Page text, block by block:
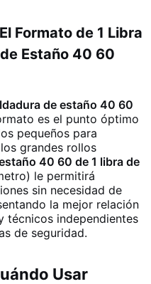
Formato de 1 Libra
Estaño 40 60
de estaño 40 60
es el punto óptimo
pequeños para
grandes rollos
40 60 de 1 libra de
le permitirá
sin necesidad de
la mejor relación
técnicos independientes
de seguridad.
Usar